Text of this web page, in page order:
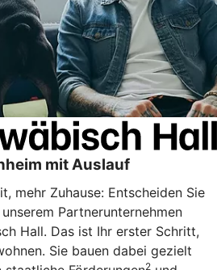
mit Auslauf
mehr Zuhause: Entscheiden Sie
Partnerunternehmen
Hall. Das ist Ihr erster Schritt,
Sie bauen dabei gezielt
2